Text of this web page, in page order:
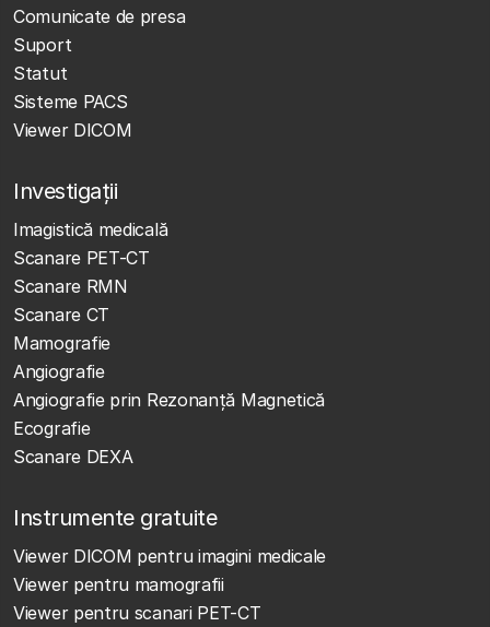
Comunicate de presa
Suport
Statut
Sisteme PACS
Viewer DICOM
Investigații
Imagistică medicală
Scanare PET-CT
Scanare RMN
Scanare CT
Mamografie
Angiografie
Angiografie prin Rezonanță Magnetică
Ecografie
Scanare DEXA
Instrumente gratuite
Viewer DICOM pentru imagini medicale
Viewer pentru mamografii
Viewer pentru scanari PET-CT